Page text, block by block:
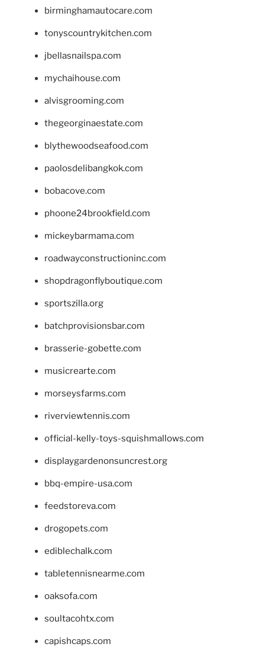
birminghamautocare.com
tonyscountrykitchen.com
jbellasnailspa.com
mychaihouse.com
alvisgrooming.com
thegeorginaestate.com
blythewoodseafood.com
paolosdelibangkok.com
bobacove.com
phoone24brookfield.com
mickeybarmama.com
roadwayconstructioninc.com
shopdragonflyboutique.com
sportszilla.org
batchprovisionsbar.com
brasserie-gobette.com
musicrearte.com
morseysfarms.com
riverviewtennis.com
official-kelly-toys-squishmallows.com
displaygardenonsuncrest.org
bbq-empire-usa.com
feedstoreva.com
drogopets.com
ediblechalk.com
tabletennisnearme.com
oaksofa.com
soultacohtx.com
capishcaps.com